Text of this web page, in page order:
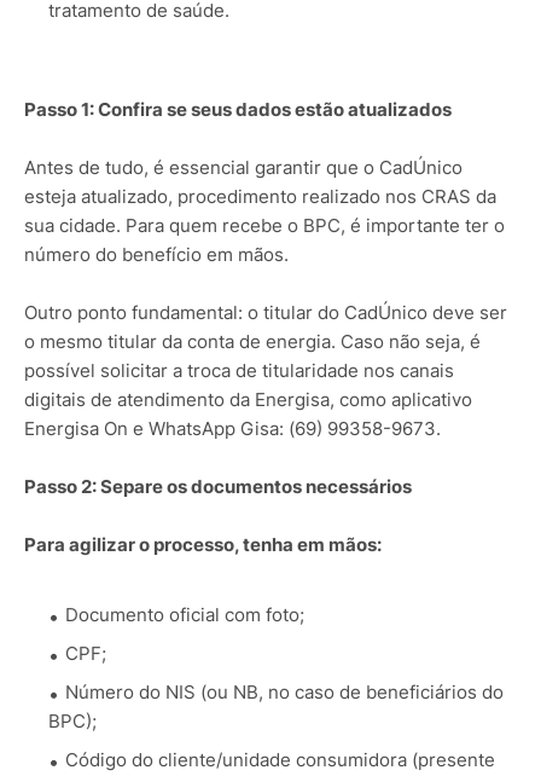
tratamento de saúde.
Passo 1: Confira se seus dados estão atualizados
Antes de tudo, é essencial garantir que o CadÚnico
esteja atualizado, procedimento realizado nos CRAS da
sua cidade. Para quem recebe o BPC, é importante ter o
número do benefício em mãos.
Outro ponto fundamental: o titular do CadÚnico deve ser
o mesmo titular da conta de energia. Caso não seja, é
possível solicitar a troca de titularidade nos canais
digitais de atendimento da Energisa, como aplicativo
Energisa On e WhatsApp Gisa: (69) 99358-9673.
Passo 2: Separe os documentos necessários
Para agilizar o processo, tenha em mãos:
Documento oficial com foto;
CPF;
Número do NIS (ou NB, no caso de beneficiários do
BPC);
Código do cliente/unidade consumidora (presente